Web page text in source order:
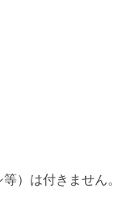
）は付きません。